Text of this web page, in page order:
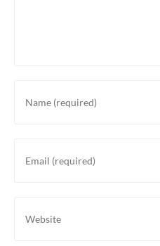
your
username
your
your